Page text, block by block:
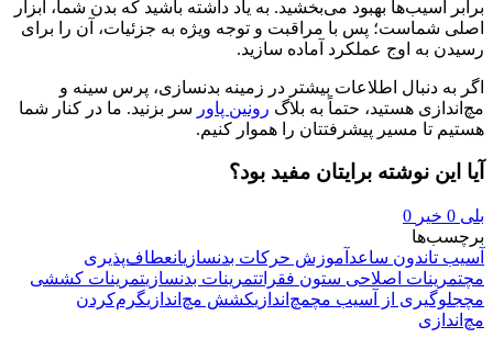
برابر آسیب‌ها بهبود می‌بخشید. به یاد داشته باشید که بدن شما، ابزار
اصلی شماست؛ پس با مراقبت و توجه ویژه به جزئیات، آن را برای
رسیدن به اوج عملکرد آماده سازید.
اگر به دنبال اطلاعات بیشتر در زمینه بدنسازی، پرس سینه و
مچ‌اندازی هستید، حتماً به بلاگ رونین پاور سر بزنید. ما در کنار شما
هستیم تا مسیر پیشرفتتان را هموار کنیم.
آیا این نوشته برایتان مفید بود؟
بلی 0 خیر 0
برچسب‌ها
آسیب تاندون ساعد آموزش حرکات بدنسازیانعطاف‌پذیری
مچتمرینات اصلاحی ستون فقراتتمرینات بدنسازیتمرینات کششی
مچجلوگیری از آسیب مچمچ‌اندازیکشش مچ‌اندازیگرم‌کردن
مچ‌اندازی